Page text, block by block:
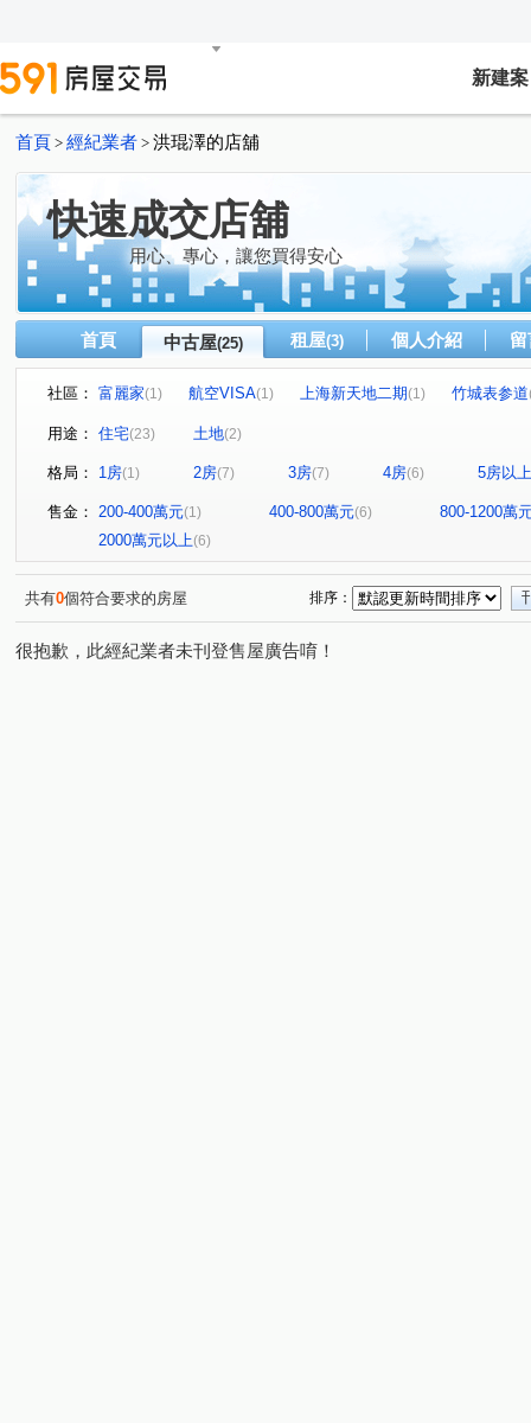
新建案
首頁 > 經紀業者 > 洪琨澤的店舖
快速成交店舖
用心、專心，讓您買得安心
首頁 中古屋(25) 租屋(3) 個人介紹
社區： 富麗家(1) 航空VISA(1) 上海新天地二期(1) 竹城表参道
巴黎富邑 昭揚縱橫
徐州街收租美寓(1) 宜雄盛場(1) 摩天芳鄰(1) 霄裡路(1)
春日路(1) 上海路 經國一路(2) 天祥五街(1)
經國
大新一街(1) 江南三街
興林路(1) 廣和街(1) 同安街(1) 徐州街(1) 正康一街
用途： 住宅(23) 土地(2)
格局： 1房(1) 2房(7) 3房(7) 4房(6) 5房以上
售金： 200-400萬元(1) 400-800萬元(6)
800-1200萬
2000萬元以上(6)
共有0個符合要求的房屋 排序：
很抱歉，此經紀業者未刊登售屋廣告唷！